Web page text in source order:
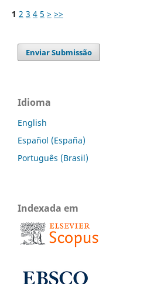
1 2 3 4 5 > >>
Enviar Submissão
Idioma
English
Español (España)
Português (Brasil)
Indexada em